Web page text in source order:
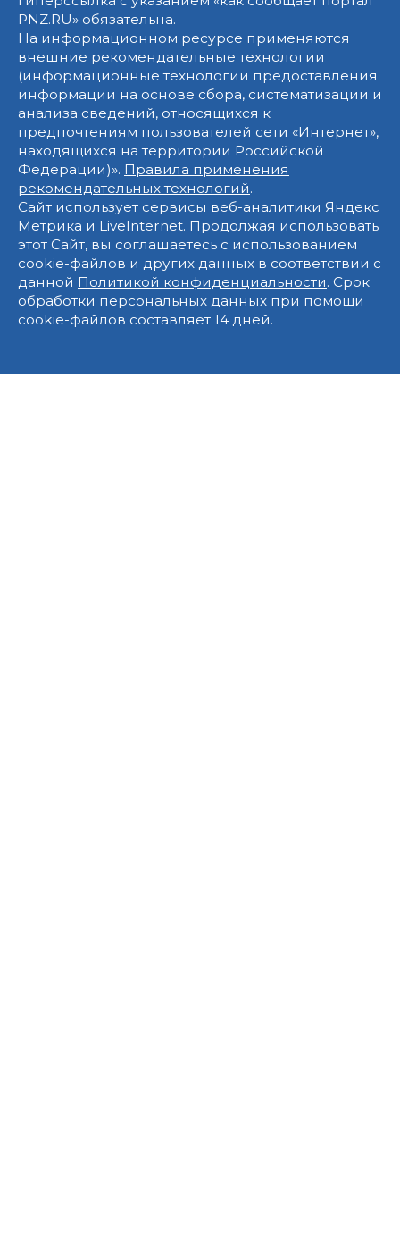
PNZ.RU» обязательна.
На информационном ресурсе применяются
внешние рекомендательные технологии
(информационные технологии предоставления
информации на основе сбора, систематизации и
анализа сведений, относящихся к
предпочтениям пользователей сети «Интернет»,
находящихся на территории Российской
Федерации)». Правила применения
рекомендательных технологий.
Сайт использует сервисы веб-аналитики Яндекс
Метрика и LiveInternet. Продолжая использовать
этот Сайт, вы соглашаетесь с использованием
cookie-файлов и других данных в соответствии с
данной Политикой конфиденциальности. Срок
обработки персональных данных при помощи
cookie-файлов составляет 14 дней.